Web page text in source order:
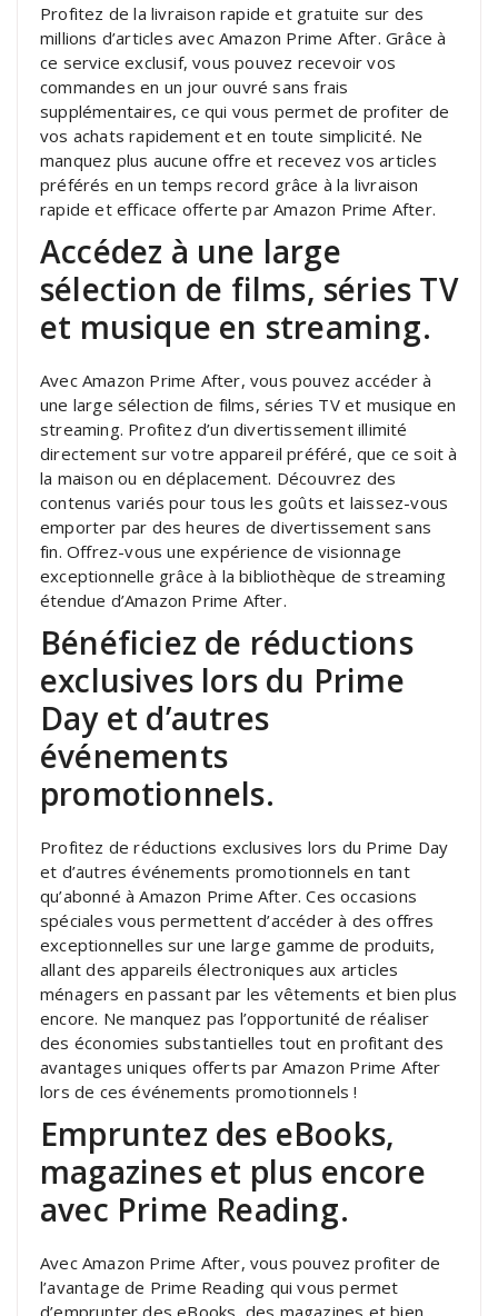
Profitez de la livraison rapide et gratuite sur des
millions d’articles avec Amazon Prime After. Grâce à
ce service exclusif, vous pouvez recevoir vos
commandes en un jour ouvré sans frais
supplémentaires, ce qui vous permet de profiter de
vos achats rapidement et en toute simplicité. Ne
manquez plus aucune offre et recevez vos articles
préférés en un temps record grâce à la livraison
rapide et efficace offerte par Amazon Prime After.
Accédez à une large
sélection de films, séries TV
et musique en streaming.
Avec Amazon Prime After, vous pouvez accéder à
une large sélection de films, séries TV et musique en
streaming. Profitez d’un divertissement illimité
directement sur votre appareil préféré, que ce soit à
la maison ou en déplacement. Découvrez des
contenus variés pour tous les goûts et laissez-vous
emporter par des heures de divertissement sans
fin. Offrez-vous une expérience de visionnage
exceptionnelle grâce à la bibliothèque de streaming
étendue d’Amazon Prime After.
Bénéficiez de réductions
exclusives lors du Prime
Day et d’autres
événements
promotionnels.
Profitez de réductions exclusives lors du Prime Day
et d’autres événements promotionnels en tant
qu’abonné à Amazon Prime After. Ces occasions
spéciales vous permettent d’accéder à des offres
exceptionnelles sur une large gamme de produits,
allant des appareils électroniques aux articles
ménagers en passant par les vêtements et bien plus
encore. Ne manquez pas l’opportunité de réaliser
des économies substantielles tout en profitant des
avantages uniques offerts par Amazon Prime After
lors de ces événements promotionnels !
Empruntez des eBooks,
magazines et plus encore
avec Prime Reading.
Avec Amazon Prime After, vous pouvez profiter de
l’avantage de Prime Reading qui vous permet
d’emprunter des eBooks, des magazines et bien